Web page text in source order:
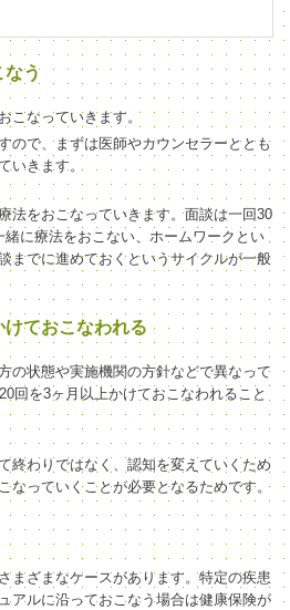
なう
こなっていきます。
ので、まずは医師やカウンセラーととも
いきます。
法をおこなっていきます。面談は一回30
に療法をおこない、ホームワークとい
までに進めておくというサイクルが一般
ておこなわれる
の状態や実施機関の方針などで異なって
回を3ヶ月以上かけておこなわれること
終わりではなく、認知を変えていくため
なっていくことが必要となるためです。
まざまなケースがあります。特定の疾患
アルに沿っておこなう場合は健康保険が